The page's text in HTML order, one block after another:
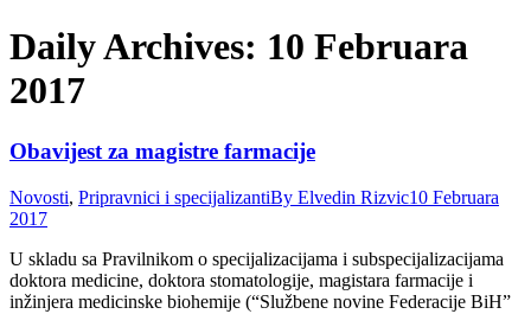
Daily Archives: 10 Februara
2017
Obavijest za magistre farmacije
Novosti, Pripravnici i specijalizantiBy Elvedin Rizvic10 Februara
2017
U skladu sa Pravilnikom o specijalizacijama i subspecijalizacijama
doktora medicine, doktora stomatologije, magistara farmacije i
inžinjera medicinske biohemije (“Službene novine Federacije BiH”